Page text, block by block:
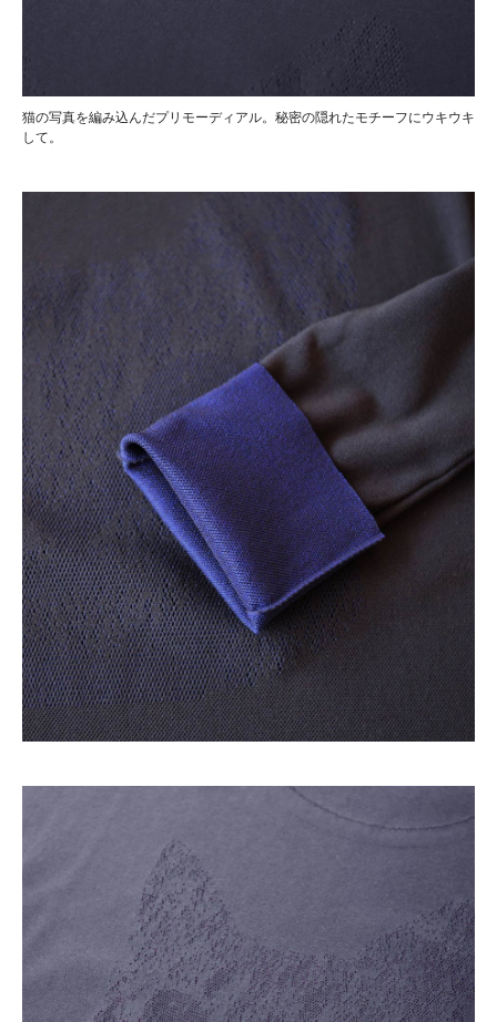
猫の写真を編み込んだプリモーディアル。秘密の隠れたモチーフにウキウキ
して。